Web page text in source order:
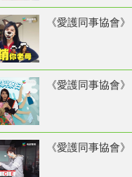
《愛護同事協會
《愛護同事協會
《愛護同事協會